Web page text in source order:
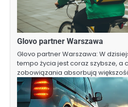
Glovo partner Warszawa
Glovo partner Warszawa: W
tempo życia jest coraz szybsze, a
zobowiązania absorbują